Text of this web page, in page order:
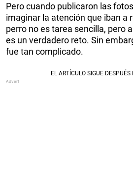
Pero cuando publicaron las
imaginar la atención que iban a
perro no es tarea sencilla, pero
es un verdadero reto. Sin
fue tan complicado.